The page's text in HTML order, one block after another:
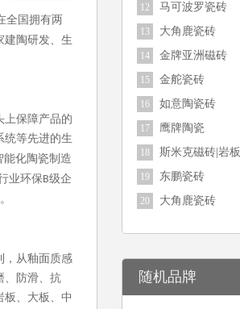
全国拥有两
建陶研发、生
上保障产品的
统等先进的生
能化陶瓷制造
业环保B级企
，从釉面质感
、防滑、抗
板、大板、中
12 马可波罗瓷砖
13 大角鹿瓷砖
14 金牌亚洲磁砖
15 金舵瓷砖
16 如意陶瓷砖
17 鹰牌陶瓷
18 斯米克磁砖|岩板
19 东鹏瓷砖
20 大角鹿瓷砖
随机品牌